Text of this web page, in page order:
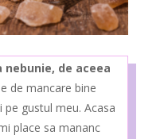
nebunie, de aceea
de mancare bine
gustul meu. Acasa
place sa mananc